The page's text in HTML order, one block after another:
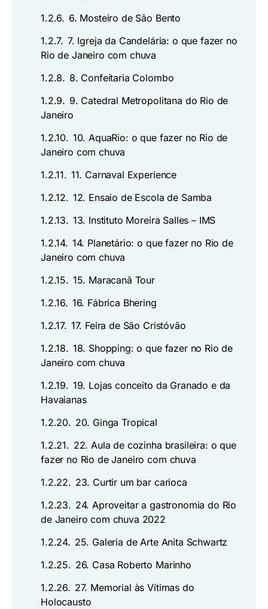
1.2.6. 6. Mosteiro de São Bento
1.2.7. 7. Igreja da Candelária: o que fazer no
Rio de Janeiro com chuva
1.2.8. 8. Confeitaria Colombo
1.2.9. 9. Catedral Metropolitana do Rio de
Janeiro
1.2.10. 10. AquaRio: o que fazer no Rio de
Janeiro com chuva
1.2.11. 11. Carnaval Experience
1.2.12. 12. Ensaio de Escola de Samba
1.2.13. 13. Instituto Moreira Salles – IMS
1.2.14. 14. Planetário: o que fazer no Rio de
Janeiro com chuva
1.2.15. 15. Maracanã Tour
1.2.16. 16. Fábrica Bhering
1.2.17. 17. Feira de São Cristóvão
1.2.18. 18. Shopping: o que fazer no Rio de
Janeiro com chuva
1.2.19. 19. Lojas conceito da Granado e da
Havaianas
1.2.20. 20. Ginga Tropical
1.2.21. 22. Aula de cozinha brasileira: o que
fazer no Rio de Janeiro com chuva
1.2.22. 23. Curtir um bar carioca
1.2.23. 24. Aproveitar a gastronomia do Rio
de Janeiro com chuva 2022
1.2.24. 25. Galeria de Arte Anita Schwartz
1.2.25. 26. Casa Roberto Marinho
1.2.26. 27. Memorial às Vítimas do
Holocausto